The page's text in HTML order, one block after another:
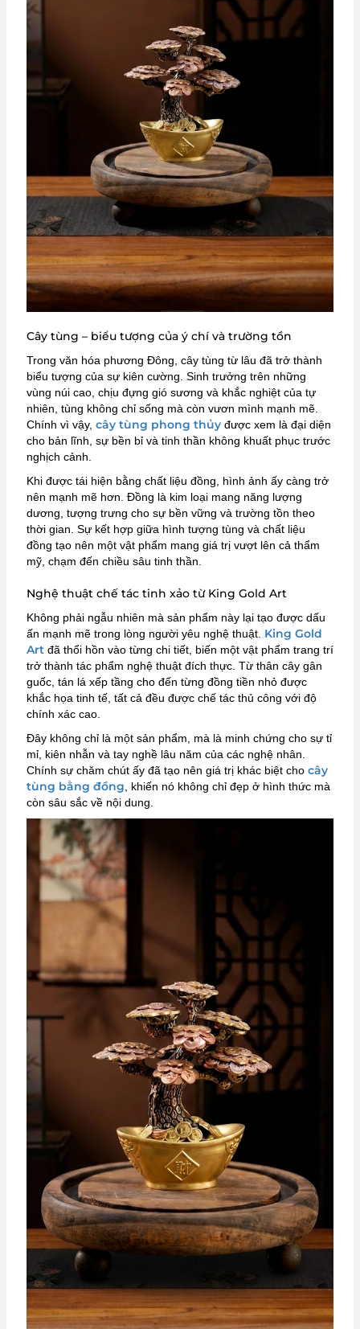
Cây tùng – biểu tượng của ý chí và trường tồn
Trong văn hóa phương Đông, cây tùng từ lâu đã trở thành
biểu tượng của sự kiên cường. Sinh trưởng trên những
vùng núi cao, chịu đựng gió sương và khắc nghiệt của tự
nhiên, tùng không chỉ sống mà còn vươn mình mạnh mẽ.
Chính vì vậy, cây tùng phong thủy được xem là đại diện
cho bản lĩnh, sự bền bỉ và tinh thần không khuất phục trước
nghịch cảnh.
Khi được tái hiện bằng chất liệu đồng, hình ảnh ấy càng trở
nên mạnh mẽ hơn. Đồng là kim loại mang năng lượng
dương, tượng trưng cho sự bền vững và trường tồn theo
thời gian. Sự kết hợp giữa hình tượng tùng và chất liệu
đồng tạo nên một vật phẩm mang giá trị vượt lên cả thẩm
mỹ, chạm đến chiều sâu tinh thần.
Nghệ thuật chế tác tinh xảo từ King Gold Art
Không phải ngẫu nhiên mà sản phẩm này lại tạo được dấu
ấn mạnh mẽ trong lòng người yêu nghệ thuật. King Gold
Art đã thổi hồn vào từng chi tiết, biến một vật phẩm trang trí
trở thành tác phẩm nghệ thuật đích thực. Từ thân cây gân
guốc, tán lá xếp tầng cho đến từng đồng tiền nhỏ được
khắc họa tinh tế, tất cả đều được chế tác thủ công với độ
chính xác cao.
Đây không chỉ là một sản phẩm, mà là minh chứng cho sự tỉ
mỉ, kiên nhẫn và tay nghề lâu năm của các nghệ nhân.
Chính sự chăm chút ấy đã tạo nên giá trị khác biệt cho cây
tùng bằng đồng , khiến nó không chỉ đẹp ở hình thức mà
còn sâu sắc về nội dung.